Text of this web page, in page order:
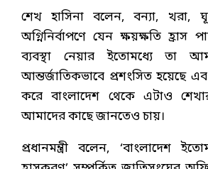
শেখ হাসিনা বলেন, বন্যা, খরা,
অগ্নিনির্বাপণে যেন ক্ষয়ক্ষতি হ্রাস
ব্যবস্থা নেয়ার ইতোমধ্যে তা
আন্তর্জাতিকভাবে প্রশংসিত হয়েছে
করে বাংলাদেশ থেকে এটাও
আমাদের কাছে জানতেও চায়।
প্রধানমন্ত্রী বলেন, ‘বাংলাদেশ